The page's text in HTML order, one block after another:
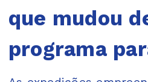
que mudou
programa